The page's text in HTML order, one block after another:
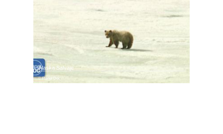
Alaska Salvaje
Planet Doc